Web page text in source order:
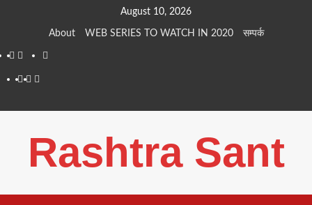
August 10, 2026
About WEB SERIES TO WATCH IN 2020 सम्पर्क
About
WEB
SERIES
Dehradun
LifePlaces
in
सम्पर्क
Rashtra Sant